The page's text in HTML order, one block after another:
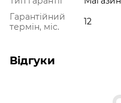
Гарантійний
термін, міс.
12
Відгуки